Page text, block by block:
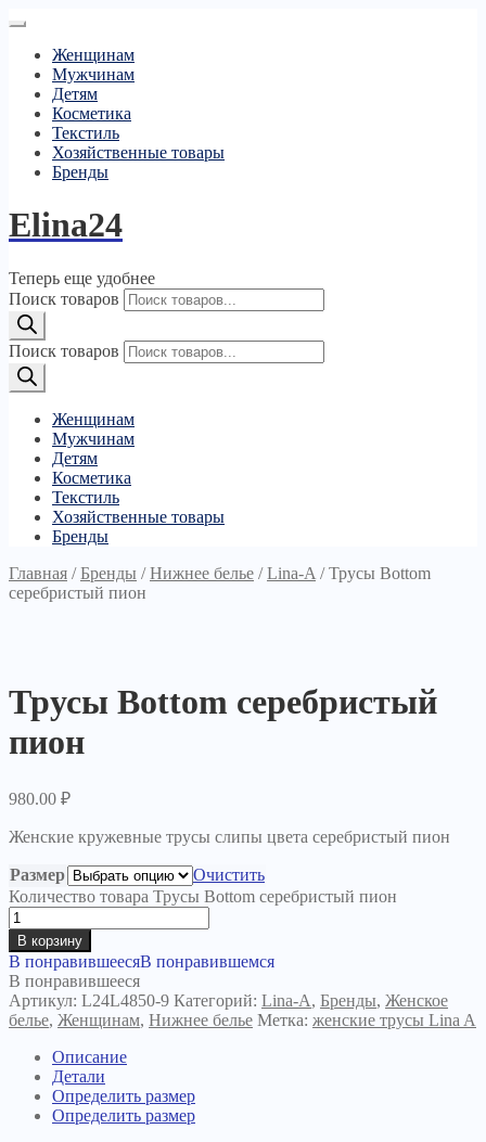
Женщинам
Мужчинам
Детям
Косметика
Текстиль
Хозяйственные товары
Бренды
Elina24
Теперь еще удобнее
Поиск товаров
Поиск товаров
Женщинам
Мужчинам
Детям
Косметика
Текстиль
Хозяйственные товары
Бренды
Главная /Бренды /Нижнее белье /Lina-A /Трусы Bottom
серебристый пион
Трусы Bottom серебристый
пион
980.00 ₽
Женские кружевные трусы слипы цвета серебристый пион
Размер
Очистить
Количество товара Трусы Bottom серебристый пион
В корзину
В понравившеесяВ понравившемся
В понравившееся
Артикул: L24L4850-9 Категорий: Lina-A, Бренды, Женское
белье, Женщинам, Нижнее белье Метка: женские трусы Lina A
Описание
Детали
Определить размер
Определить размер